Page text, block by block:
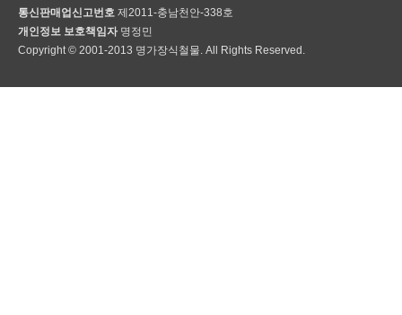
통신판매업신고번호 제2011-충남천안-338호
개인정보 보호책임자 명정민
Copyright © 2001-2013 명가장식철물. All Rights Reserved.